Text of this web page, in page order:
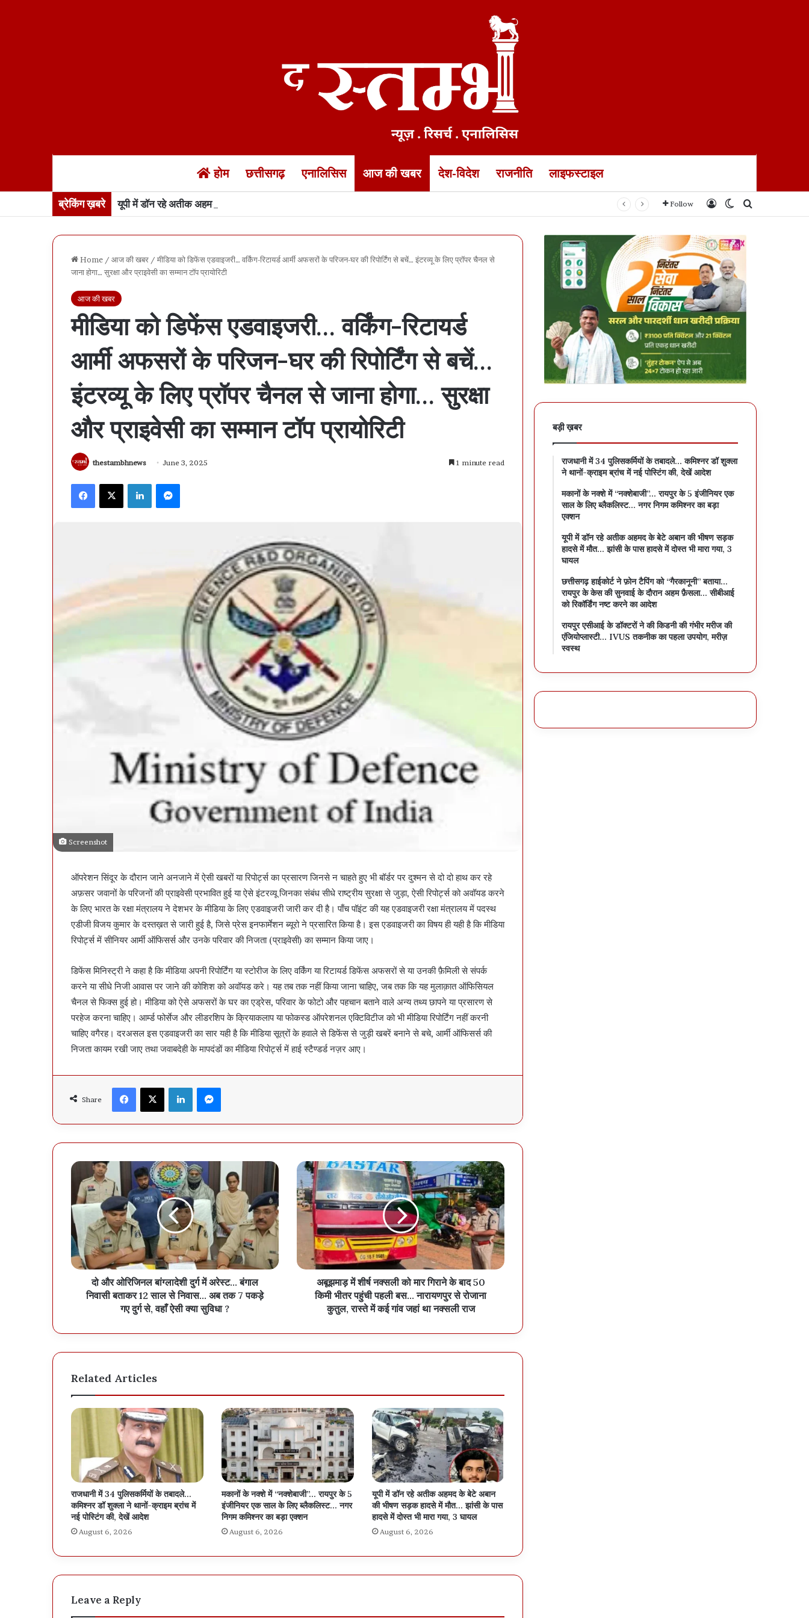
होम छत्तीसगढ़ एनालिसिस आज की खबर देश-विदेश राजनीति लाइफस्टाइल
ब्रेकिंग ख़बरे यूपी में डॉन रहे अतीक अहमद के बेटे अबान की भीषण सड़क हादसे में मौत… झांसी के पास हादसे में दोस्त भी मारा गया, 3 घायल Follow Log InSwitch skin
Home / आज की खबर / मीडिया को डिफेंस एडवाइजरी… वर्किंग-रिटायर्ड आर्मी अफसरों के परिजन-घर की रिपोर्टिंग से बचें… इंटरव्यू के लिए प्रॉपर चैनल से
जाना होगा… सुरक्षा और प्राइवेसी का सम्मान टॉप प्रायोरिटी
आज की खबर
मीडिया को डिफेंस एडवाइजरी… वर्किंग-रिटायर्ड
आर्मी अफसरों के परिजन-घर की रिपोर्टिंग से बचें…
इंटरव्यू के लिए प्रॉपर चैनल से जाना होगा… सुरक्षा
और प्राइवेसी का सम्मान टॉप प्रायोरिटी
thestambhnews June 3, 2025 1 minute read
Facebook X LinkedIn
Screenshot
ऑपरेशन सिंदूर के दौरान जाने अनजाने में ऐसी खबरों या रिपोर्ट्स का प्रसारण जिनसे न चाहते हुए भी बॉर्डर पर दुश्मन से दो दो हाथ कर रहे
अफ़सर जवानों के परिजनों की प्राइवेसी प्रभावित हुई या ऐसे इंटरव्यू जिनका संबंध सीधे राष्ट्रीय सुरक्षा से जुड़ा, ऐसी रिपोर्ट्स को अवॉयड करने
के लिए भारत के रक्षा मंत्रालय ने देशभर के मीडिया के लिए एडवाइजरी जारी कर दी है। पाँच पॉइंट की यह एडवाइजरी रक्षा मंत्रालय में पदस्थ
एडीजी विजय कुमार के दस्तख़त से जारी हुई है, जिसे प्रेस इनफार्मेशन ब्यूरो ने प्रसारित किया है। इस एडवाइजरी का विषय ही यही है कि मीडिया
रिपोर्ट्स में सीनियर आर्मी ऑफिसर्स और उनके परिवार की निजता (प्राइवेसी) का सम्मान किया जाए।
डिफेंस मिनिस्ट्री ने कहा है कि मीडिया अपनी रिपोर्टिंग या स्टोरीज के लिए वर्किंग या रिटायर्ड डिफेंस अफसरों से या उनकी फ़ैमिली से संपर्क
करने या सीधे निजी आवास पर जाने की कोशिश को अवॉयड करे। यह तब तक नहीं किया जाना चाहिए, जब तक कि यह मुलाक़ात ऑफिसियल
चैनल से फिक्स हुई हो। मीडिया को ऐसे अफसरों के घर का एड्रेस, परिवार के फोटो और पहचान बताने वाले अन्य तथ्य छापने या प्रसारण से
परहेज करना चाहिए। आर्म्ड फोर्सेज और लीडरशिप के क्रियाकलाप या फोकस्ड ऑपरेशनल एक्टिविटीज को भी मीडिया रिपोर्टिंग नहीं करनी
चाहिए वगैरह। दरअसल इस एडवाइजरी का सार यही है कि मीडिया सूत्रों के हवाले से डिफेंस से जुड़ी खबरें बनाने से बचे, आर्मी ऑफिसर्स की
निजता कायम रखी जाए तथा जवाबदेही के मापदंडों का मीडिया रिपोर्ट्स में हाई स्टैण्डर्ड नज़र आए।
Share
Facebook X LinkedIn
दो और ओरिजिनल बांग्लादेशी दुर्ग में अरेस्ट… बंगाल
निवासी बताकर 12 साल से निवास… अब तक 7 पकड़े
गए दुर्ग से, वहाँ ऐसी क्या सुविधा ?
अबूझमाड़ में शीर्ष नक्सली को मार गिराने के बाद 50
किमी भीतर पहुंची पहली बस... नारायणपुर से रोजाना
कुतुल, रास्ते में कई गांव जहां था नक्सली राज
Related Articles
राजधानी में 34 पुलिसकर्मियों के तबादले…
कमिश्नर डॉ शुक्ला ने थानों-क्राइम ब्रांच में
नई पोस्टिंग की, देखें आदेश
August 6, 2026
मकानों के नक्शे में “नक्शेबाजी”… रायपुर के 5
इंजीनियर एक साल के लिए ब्लैकलिस्ट… नगर
निगम कमिश्नर का बड़ा एक्शन
August 6, 2026
यूपी में डॉन रहे अतीक अहमद के बेटे अबान
की भीषण सड़क हादसे में मौत… झांसी के पास
हादसे में दोस्त भी मारा गया, 3 घायल
August 6, 2026
Leave a Reply
बड़ी ख़बर
राजधानी में 34 पुलिसकर्मियों के तबादले… कमिश्नर डॉ शुक्ला
ने थानों-क्राइम ब्रांच में नई पोस्टिंग की, देखें आदेश
मकानों के नक्शे में “नक्शेबाजी”… रायपुर के 5 इंजीनियर एक
साल के लिए ब्लैकलिस्ट… नगर निगम कमिश्नर का बड़ा
एक्शन
यूपी में डॉन रहे अतीक अहमद के बेटे अबान की भीषण सड़क
हादसे में मौत… झांसी के पास हादसे में दोस्त भी मारा गया, 3
घायल
छत्तीसगढ़ हाईकोर्ट ने फ़ोन टैपिंग को “गैरकानूनी” बताया…
रायपुर के केस की सुनवाई के दौरान अहम फ़ैसला… सीबीआई
को रिकॉर्डिंग नष्ट करने का आदेश
रायपुर एसीआई के डॉक्टरों ने की किडनी की गंभीर मरीज की
एंजियोप्लास्टी… IVUS तकनीक का पहला उपयोग, मरीज़
स्वस्थ